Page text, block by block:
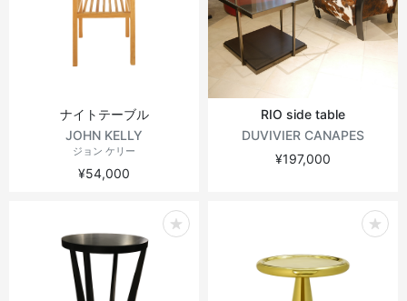
ナイトテーブル
JOHN KELLY
ジョン ケリー
¥54,000
RIO side table
DUVIVIER CANAPES
¥197,000